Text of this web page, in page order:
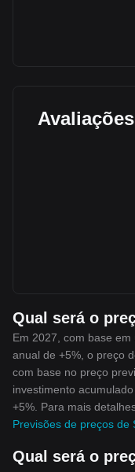
Qual será o
Em 2027, com base
anual de +5%, o preço
com base no preço
investimento
+5%. Para mais
Previsões de preços
Qual será o